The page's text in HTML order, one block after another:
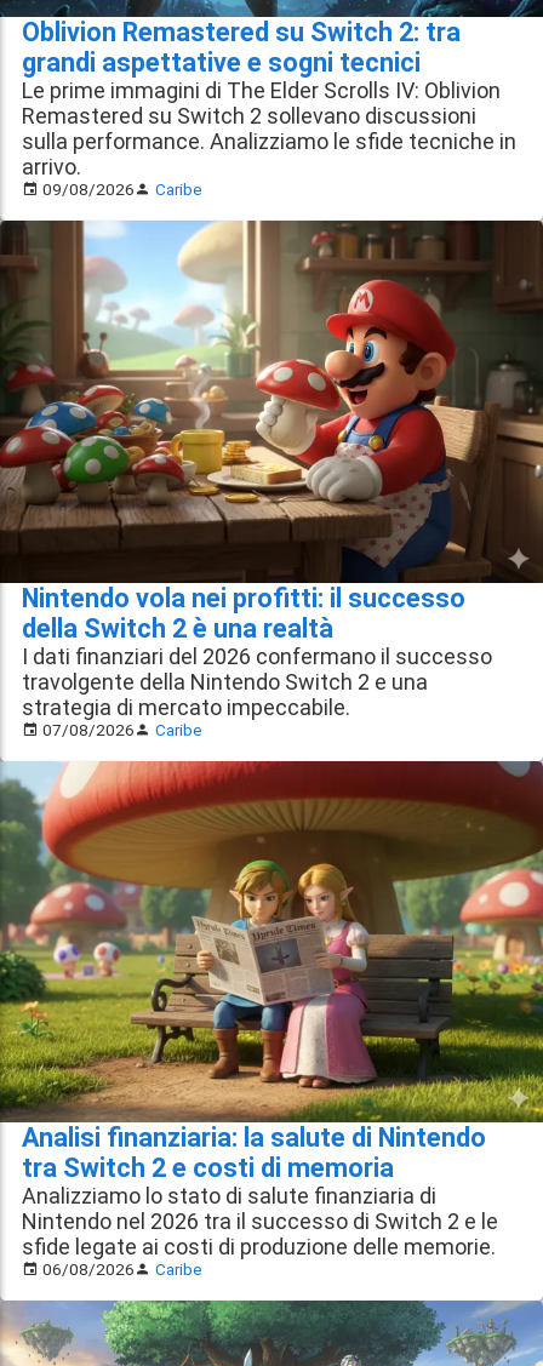
Oblivion Remastered su Switch 2: tra
grandi aspettative e sogni tecnici
Le prime immagini di The Elder Scrolls IV: Oblivion
Remastered su Switch 2 sollevano discussioni
sulla performance. Analizziamo le sfide tecniche in
arrivo.
09/08/2026 Caribe
Nintendo vola nei profitti: il successo
della Switch 2 è una realtà
I dati finanziari del 2026 confermano il successo
travolgente della Nintendo Switch 2 e una
strategia di mercato impeccabile.
07/08/2026 Caribe
Analisi finanziaria: la salute di Nintendo
tra Switch 2 e costi di memoria
Analizziamo lo stato di salute finanziaria di
Nintendo nel 2026 tra il successo di Switch 2 e le
sfide legate ai costi di produzione delle memorie.
06/08/2026 Caribe